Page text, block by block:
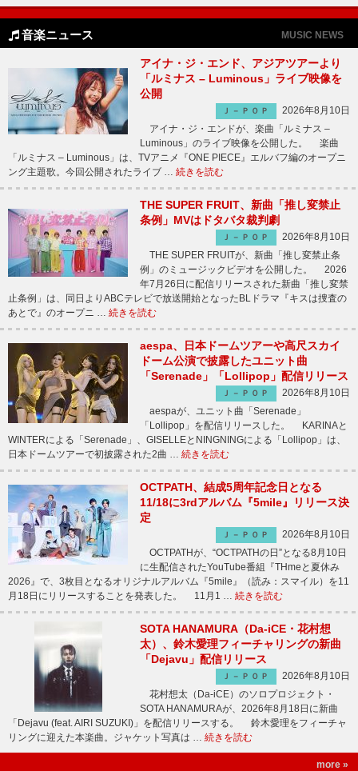
音楽ニュース MUSIC NEWS
アイナ・ジ・エンド、アジアツアーより
「ルミナス – Luminous」ライブ映像を
公開
Ｊ－ＰＯＰ
2026年8月10日
アイナ・ジ・エンドが、楽曲「ルミナス –
Luminous」のライブ映像を公開した。 楽曲
「ルミナス – Luminous」は、TVアニメ『ONE PIECE』エルバフ編のオープニ
ング主題歌。今回公開されたライブ … 続きを読む
THE SUPER FRUIT、新曲「推し変禁止
条例」MVはドタバタ裁判劇
Ｊ－ＰＯＰ
2026年8月10日
THE SUPER FRUITが、新曲「推し変禁止条
例」のミュージックビデオを公開した。 2026
年7月26日に配信リリースされた新曲「推し変禁
止条例」は、同日よりABCテレビで放送開始となったBLドラマ『キスは捜査の
あとで』のオープニ … 続きを読む
aespa、日本ドームツアーや高尺スカイ
ドーム公演で披露したユニット曲
「Serenade」「Lollipop」配信リリース
Ｊ－ＰＯＰ
2026年8月10日
aespaが、ユニット曲「Serenade」
「Lollipop」を配信リリースした。 KARINAと
WINTERによる「Serenade」、GISELLEとNINGNINGによる「Lollipop」は、
日本ドームツアーで初披露された2曲 … 続きを読む
OCTPATH、結成5周年記念日となる
11/18に3rdアルバム『5mile』リリース決
定
Ｊ－ＰＯＰ
2026年8月10日
OCTPATHが、“OCTPATHの日”となる8月10日
に生配信されたYouTube番組『THmeと夏休み
2026』で、3枚目となるオリジナルアルバム『5mile』（読み：スマイル）を11
月18日にリリースすることを発表した。 11月1 … 続きを読む
SOTA HANAMURA（Da-iCE・花村想
太）、鈴木愛理フィーチャリングの新曲
「Dejavu」配信リリース
Ｊ－ＰＯＰ
2026年8月10日
花村想太（Da-iCE）のソロプロジェクト・
SOTA HANAMURAが、2026年8月18日に新曲
「Dejavu (feat. AIRI SUZUKI)」を配信リリースする。 鈴木愛理をフィーチャ
リングに迎えた本楽曲。ジャケット写真は … 続きを読む
more »